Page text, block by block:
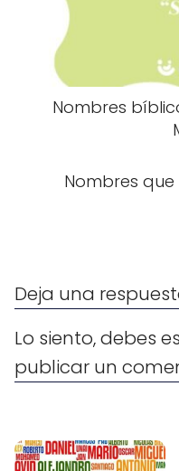
Nombres
Nombres
Deja una
Lo siento, debes
publicar un